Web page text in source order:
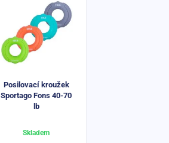
Posilovací kroužek
Sportago Fons 40-70
lb
Skladem